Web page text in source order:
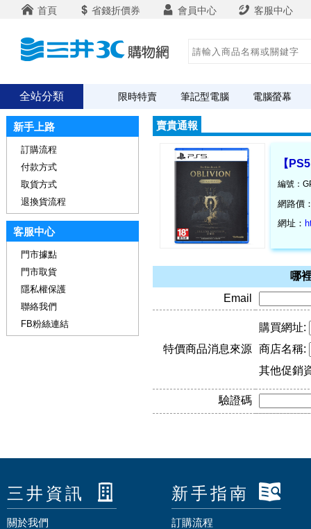
首頁 省錢折價券 會員中心 客服中心
全站分類 限時特賣 筆記型電腦 電腦螢幕
賣貴通報
【
編號：
網路價
網址：
哪
Email
特價商品消息來源
購買網址:
商店名稱:
其他促銷
驗證碼
新手上路
訂購流程
付款方式
取貨方式
退換貨流程
客服中心
門市據點
門市取貨
隱私權保護
聯絡我們
FB粉絲連結
三井資訊
關於我們
新手指南
訂購流程